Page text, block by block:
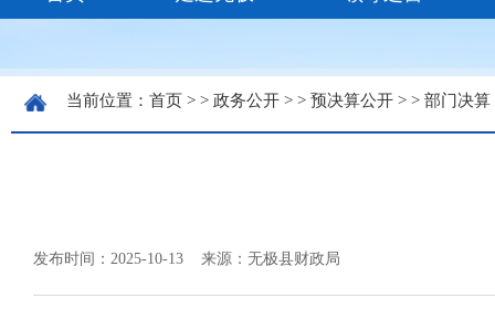
当前位置： 首页 > > 政务公开 > > 预决算公开 > > 部门决算
发布时间：2025-10-13 来源：无极县财政局